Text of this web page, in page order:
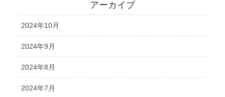
アーカイブ
2024年10月
2024年9月
2024年8月
2024年7月